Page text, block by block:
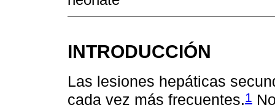
INTRODUCCIÓN
Las lesiones hepáticas
cada vez más frecuentes.1